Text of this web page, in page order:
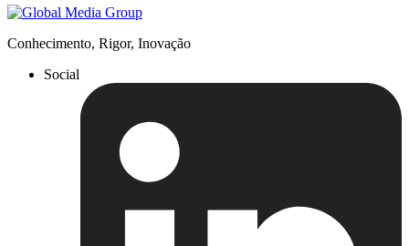
Conhecimento, Rigor, Inovação
Social